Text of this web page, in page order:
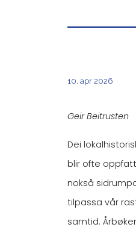
10. apr 2026
Geir Beitrusten
Dei
blir ofte
nokså
tilpassa vår
samtid.